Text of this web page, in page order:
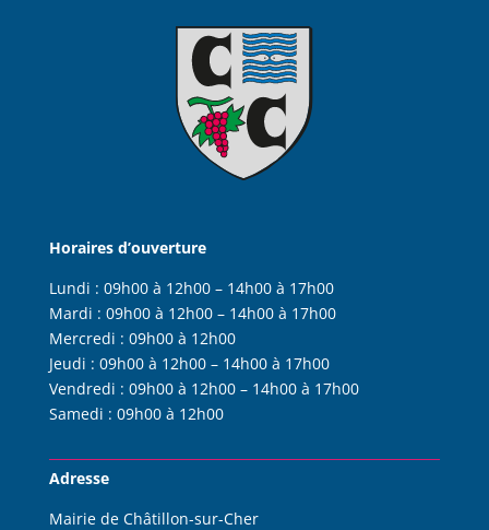
Horaires d’ouverture
Lundi : 09h00 à 12h00 – 14h00 à 17h00
Mardi : 09h00 à 12h00 – 14h00 à 17h00
Mercredi : 09h00 à 12h00
Jeudi : 09h00 à 12h00 – 14h00 à 17h00
Vendredi : 09h00 à 12h00 – 14h00 à 17h00
Samedi : 09h00 à 12h00
Adresse
Mairie de Châtillon-sur-Cher